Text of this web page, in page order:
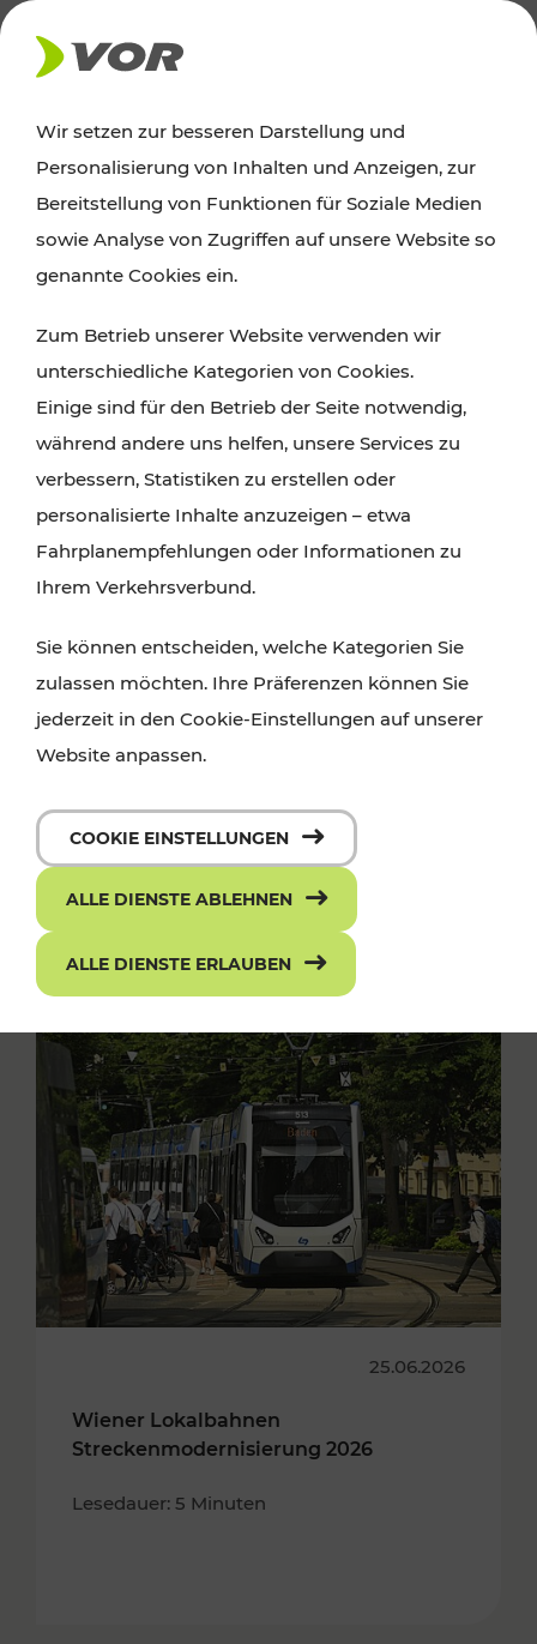
AKTUELLES
News
Alle wichtigen Meldungen zu Fahrplanänderungen,
finden Sie hier im Überblick.
25.06.2026
Wiener Lokalbahnen
Streckenmodernisierung 2026
Lesedauer: 5 Minuten
Wir setzen zur besseren Darstellung und
Personalisierung von Inhalten und Anzeigen, zur
Bereitstellung von Funktionen für Soziale Medien
sowie Analyse von Zugriffen auf unsere Website so
genannte Cookies ein.
Zum Betrieb unserer Website verwenden wir
unterschiedliche Kategorien von Cookies.
Einige sind für den Betrieb der Seite notwendig,
während andere uns helfen, unsere Services zu
verbessern, Statistiken zu erstellen oder
personalisierte Inhalte anzuzeigen – etwa
Fahrplanempfehlungen oder Informationen zu
Ihrem Verkehrsverbund.
Sie können entscheiden, welche Kategorien Sie
zulassen möchten. Ihre Präferenzen können Sie
jederzeit in den Cookie-Einstellungen auf unserer
Website anpassen.
COOKIE EINSTELLUNGEN
ALLE DIENSTE ABLEHNEN
ALLE DIENSTE ERLAUBEN